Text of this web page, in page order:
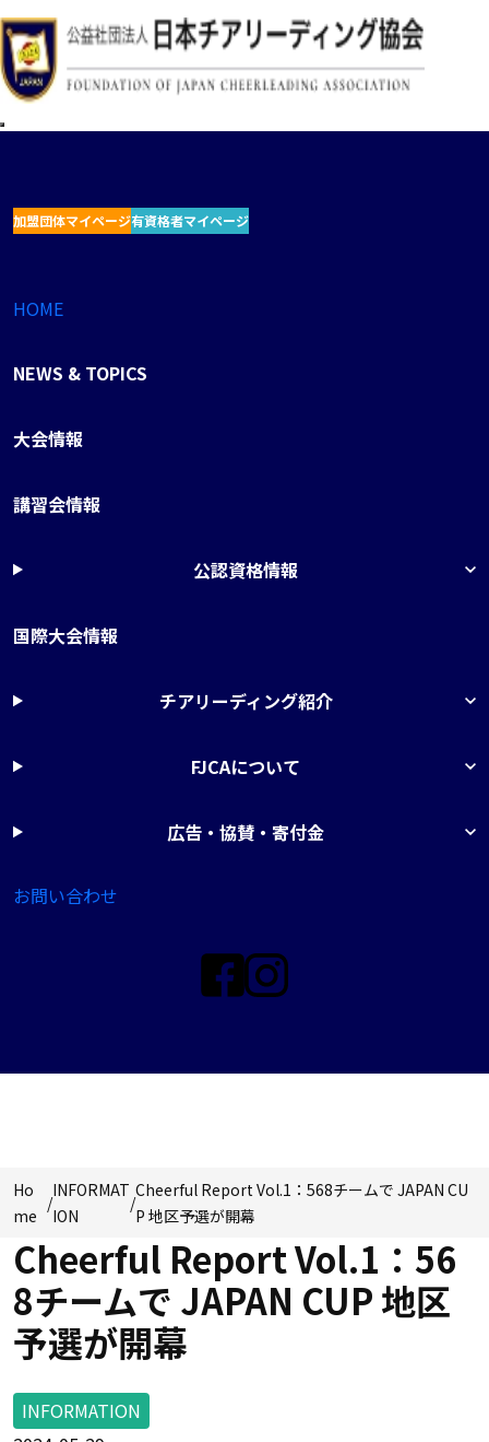
加盟団体マイページ有資格者マイページ
HOME
NEWS & TOPICS
大会情報
講習会情報
公認資格情報
国際大会情報
チアリーディング紹介
FJCAについて
広告・協賛・寄付金
お問い合わせ
Ho
me
/
INFORMAT
ION
/
Cheerful Report Vol.1：568チームで JAPAN CU
P 地区予選が開幕
Cheerful Report Vol.1：56
8チームで JAPAN CUP 地区
予選が開幕
INFORMATION